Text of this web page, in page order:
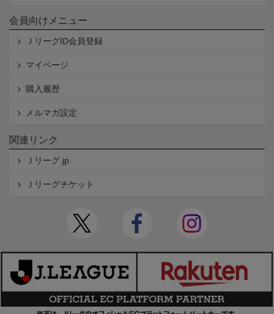
会員向けメニュー
ＪリーグID会員登録
マイページ
購入履歴
メルマガ設定
関連リンク
Ｊリーグ.jp
Ｊリーグチケット